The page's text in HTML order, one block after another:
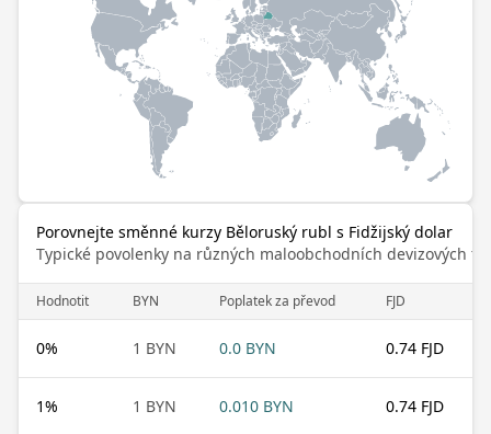
Porovnejte směnné kurzy Běloruský rubl s Fidžijský dolar
Typické povolenky na různých maloobchodních devizových
Hodnotit BYN Poplatek za převod FJD
0% 1 BYN 0.0 BYN 0.74 FJD
1% 1 BYN 0.010 BYN 0.74 FJD